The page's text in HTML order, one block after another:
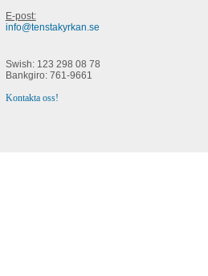
E-post:
info@tenstakyrkan.se
Swish: 123 298 08 78
Bankgiro: 761-9661
Kontakta oss!